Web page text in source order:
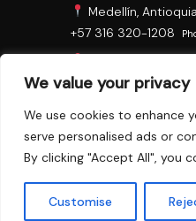
We value your privacy
We use cookies to enhance
serve personalised ads or
By clicking "Accept All", you
Customise
Medellín,
+57 316 320-1208
+507 6408-6196
Aviso legal·Política de